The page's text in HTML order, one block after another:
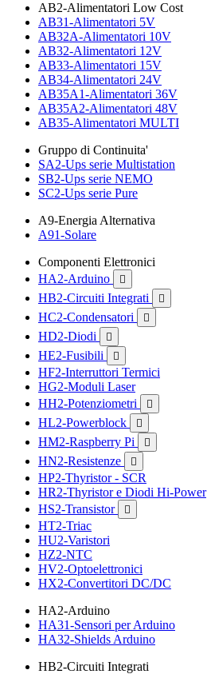
AB2-Alimentatori Low Cost
AB31-Alimentatori 5V
AB32A-Alimentatori 10V
AB32-Alimentatori 12V
AB33-Alimentatori 15V
AB34-Alimentatori 24V
AB35A1-Alimentatori 36V
AB35A2-Alimentatori 48V
AB35-Alimentatori MULTI
Gruppo di Continuita'
SA2-Ups serie Multistation
SB2-Ups serie NEMO
SC2-Ups serie Pure
A9-Energia Alternativa
A91-Solare
Componenti Elettronici
HA2-Arduino

HB2-Circuiti Integrati 
HC2-Condensatori 
HD2-Diodi 
HE2-Fusibili 
HF2-Interruttori Termici
HG2-Moduli Laser
HH2-Potenziometri

HL2-Powerblock 
HM2-Raspberry Pi 
HN2-Resistenze 
HP2-Thyristor - SCR
HR2-Thyristor e Diodi Hi-Power
HS2-Transistor

HT2-Triac
HU2-Varistori
HZ2-NTC
HV2-Optoelettronici
HX2-Convertitori DC/DC
HA2-Arduino
HA31-Sensori per Arduino
HA32-Shields Arduino
HB2-Circuiti Integrati